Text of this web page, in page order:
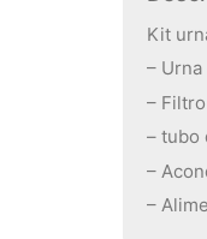
Kit
–
–
– tubo
–
–